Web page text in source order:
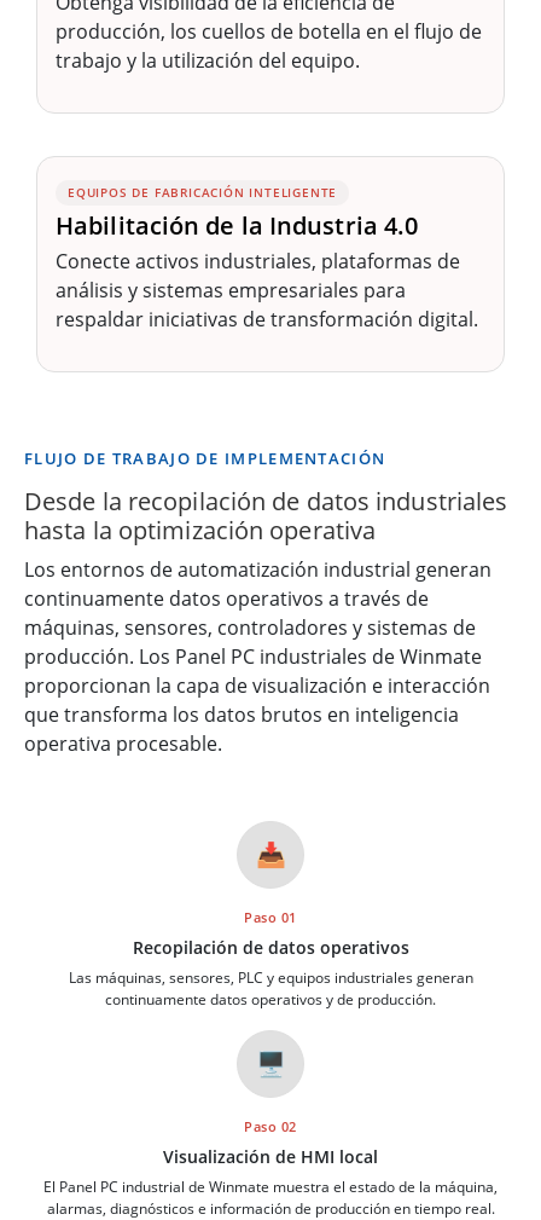
producción, los cuellos de botella en el flujo de
trabajo y la utilización del equipo.
EQUIPOS DE FABRICACIÓN INTELIGENTE
Habilitación de la Industria 4.0
Conecte activos industriales, plataformas de
análisis y sistemas empresariales para
respaldar iniciativas de transformación digital.
FLUJO DE TRABAJO DE IMPLEMENTACIÓN
Desde la recopilación de datos industriales
hasta la optimización operativa
Los entornos de automatización industrial generan
continuamente datos operativos a través de
máquinas, sensores, controladores y sistemas de
producción. Los Panel PC industriales de Winmate
proporcionan la capa de visualización e interacción
que transforma los datos brutos en inteligencia
operativa procesable.
📥
Paso 01
Recopilación de datos operativos
Las máquinas, sensores, PLC y equipos industriales generan
continuamente datos operativos y de producción.
🖥️
Paso 02
Visualización de HMI local
El Panel PC industrial de Winmate muestra el estado de la máquina,
alarmas, diagnósticos e información de producción en tiempo real.